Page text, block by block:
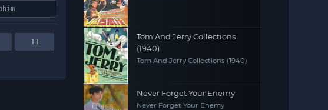
11
Tom And Jerry Collections
(1940)
Tom And Jerry Collections (1940)
Never Forget Your Enemy
Never Forget Your Enemy